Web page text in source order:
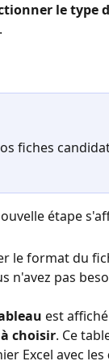
le type
.
fiches
étape
le format du
n'avez pas
est
choisir. Ce
Excel avec les